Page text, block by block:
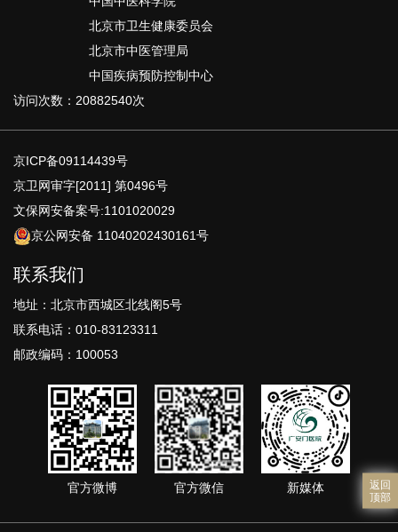
返回
顶部
北京市卫生健康委员会
北京市中医管理局
中国疾病预防控制中心
访问次数：20882540次
京ICP备09114439号
京卫网审字[2011] 第0496号
文保网安备案号:1101020029
京公网安备 11040202430161号
联系我们
地址：北京市西城区北线阁5号
联系电话：010-83123311
邮政编码：100053
官方微博 官方微信 新媒体